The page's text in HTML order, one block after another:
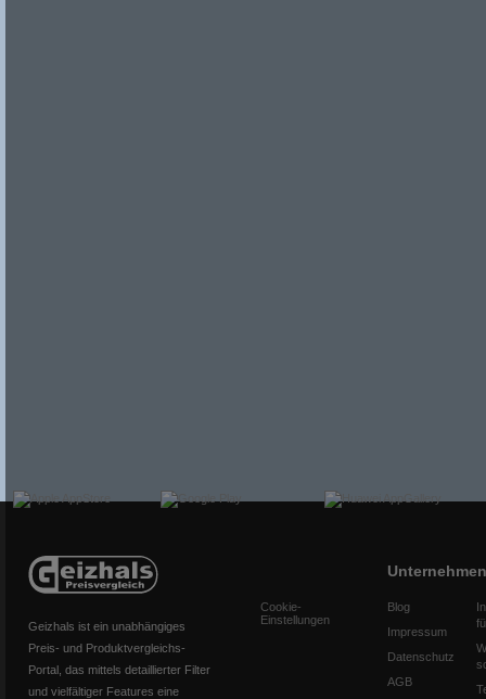
Geizhals ist ein unabhängiges
Preis- und Produktvergleichs-
Portal, das mittels detaillierter Filter
und vielfältiger Features eine
Cookie-
Einstellungen
Unternehmen
Blog
Impressum
Datenschutz
AGB